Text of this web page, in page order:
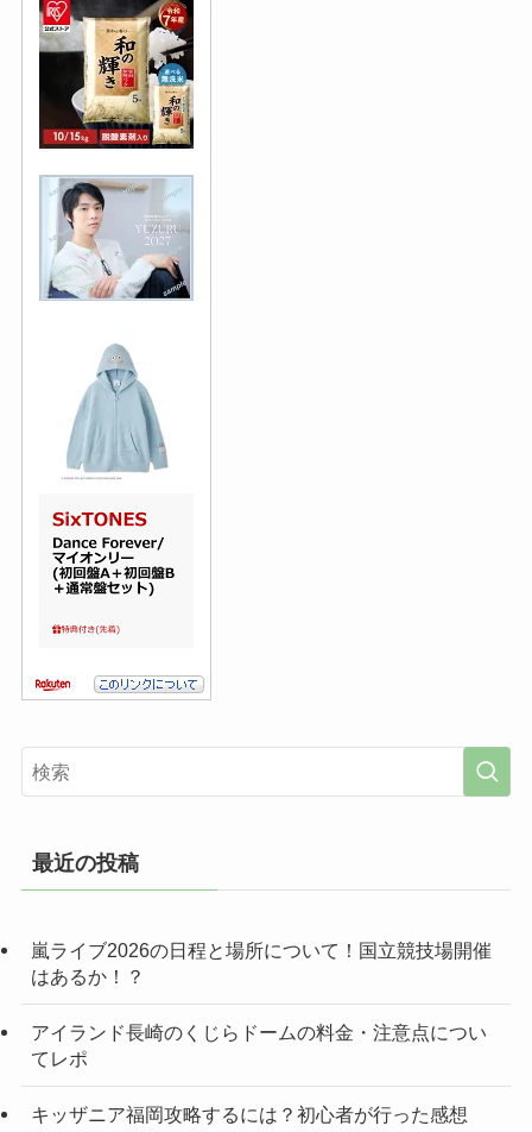
最近の投稿
嵐ライブ2026の日程と場所について！国立競技場開催
はあるか！？
アイランド長崎のくじらドームの料金・注意点につい
てレポ
キッザニア福岡攻略するには？初心者が行った感想